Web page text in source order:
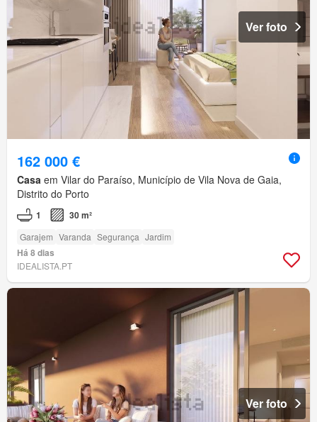
Ver foto
162 000 €
Casa em Vilar do Paraíso, Município de Vila Nova de Gaia,
Distrito do Porto
1 30 m²
Garajem Varanda Segurança Jardim
Há 8 dias
IDEALISTA.PT
Ver foto